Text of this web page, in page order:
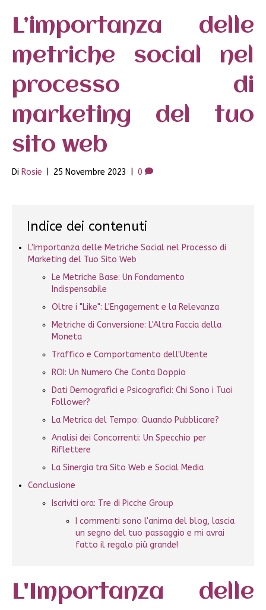
L’importanza delle
metriche social nel
processo di
marketing del tuo
sito web
Di Rosie 25 Novembre 2023 0
Indice dei contenuti
L'Importanza delle Metriche Social nel Processo di
Marketing del Tuo Sito Web
Le Metriche Base: Un Fondamento
Indispensabile
Oltre i "Like": L'Engagement e la Relevanza
Metriche di Conversione: L'Altra Faccia della
Moneta
Traffico e Comportamento dell'Utente
ROI: Un Numero Che Conta Doppio
Dati Demografici e Psicografici: Chi Sono i Tuoi
Follower?
La Metrica del Tempo: Quando Pubblicare?
Analisi dei Concorrenti: Un Specchio per
Riflettere
La Sinergia tra Sito Web e Social Media
Conclusione
Iscriviti ora: Tre di Picche Group
I commenti sono l'anima del blog, lascia
un segno del tuo passaggio e mi avrai
fatto il regalo più grande!
L'Importanza delle